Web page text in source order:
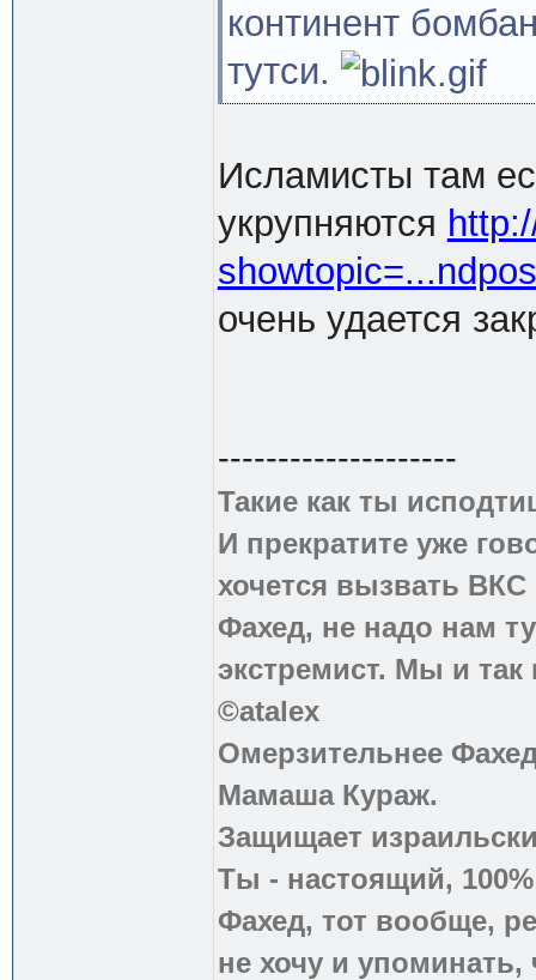
континент
тутси.
Исламисты там
укрупняются
очень удается
--------------------
Такие как ты
И прекратите уже
хочется вызвать
Фахед, не надо нам
экстремист. Мы и
©atalex
Омерзительнее
Мамаша Кураж.
Защищает
Ты - настоящий,
Фахед, тот вообще,
не хочу и